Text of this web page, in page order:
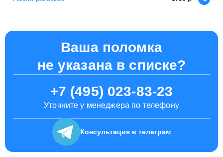
Ваша поломка
не указана в списке?
+7 (495) 023-83-23
Уточните у менеджера по телефону
Консультация в телеграм